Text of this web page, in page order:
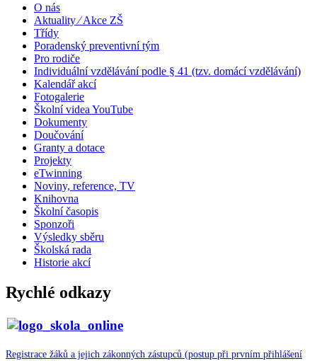
O nás
Aktuality ⁄ Akce ZŠ
Třídy
Poradenský preventivní tým
Pro rodiče
Individuální vzdělávání podle § 41 (tzv. domácí vzdělávání)
Kalendář akcí
Fotogalerie
Školní videa YouTube
Dokumenty
Doučování
Granty a dotace
Projekty
eTwinning
Noviny, reference, TV
Knihovna
Školní časopis
Sponzoři
Výsledky sběru
Školská rada
Historie akcí
Rychlé odkazy
Registrace žáků a jejich zákonných zástupců (postup při prvním přihlášení